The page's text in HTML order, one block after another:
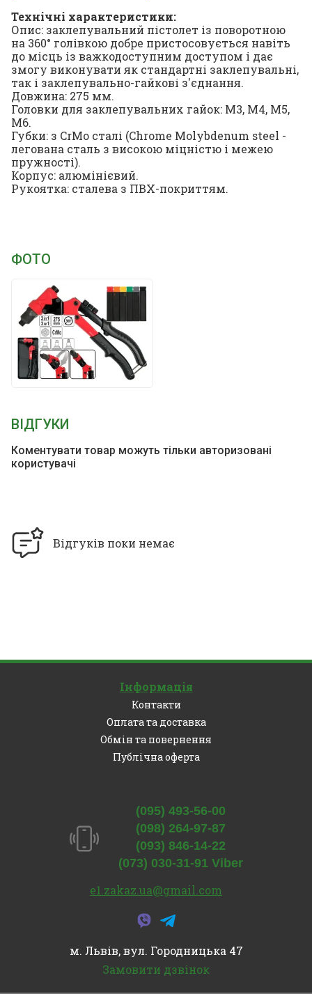
Технічні характеристики:
Опис: заклепувальний пістолет із поворотною
на 360° голівкою добре пристосовується навіть
до місць із важкодоступним доступом і дає
змогу виконувати як стандартні заклепувальні,
так і заклепувально-гайкові з'єднання.
Довжина: 275 мм.
Головки для заклепувальних гайок: M3, M4, M5,
M6.
Губки: з CrMo сталі (Chrome Molybdenum steel -
легована сталь з високою міцністю і межею
пружності).
Корпус: алюмінієвий.
Рукоятка: сталева з ПВХ-покриттям.
ФОТО
ВІДГУКИ
Коментувати товар можуть тільки авторизовані
користувачі
Відгуків поки немає
Інформація
Контакти
Оплата та доставка
Обмін та повернення
Публічна оферта
(095) 493-56-00
(098) 264-97-87
(093) 846-14-22
(073) 030-31-91 Viber
e1.zakaz.ua@gmail.com
м. Львів, вул. Городницька 47
Замовити дзвінок